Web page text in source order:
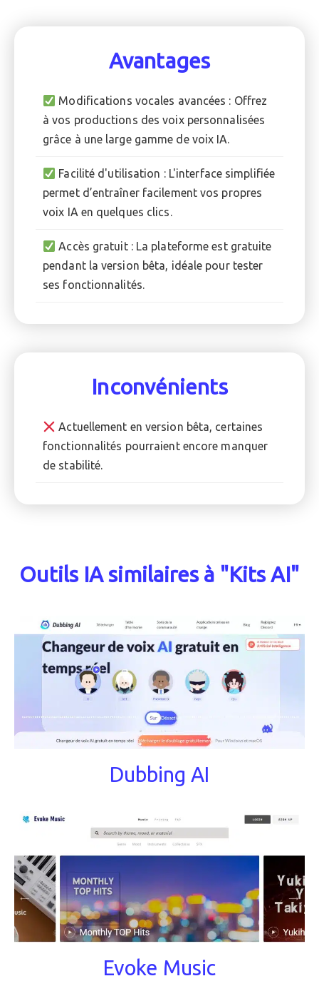
Avantages
Modifications vocales avancées : Offrez
à vos productions des voix personnalisées
grâce à une large gamme de voix IA.
Facilité d'utilisation : L'interface simplifiée
permet d’entraîner facilement vos propres
voix IA en quelques clics.
Accès gratuit : La plateforme est gratuite
pendant la version bêta, idéale pour tester
ses fonctionnalités.
Inconvénients
Actuellement en version bêta, certaines
fonctionnalités pourraient encore manquer
de stabilité.
Outils IA similaires à "Kits AI"
Dubbing AI
Evoke Music